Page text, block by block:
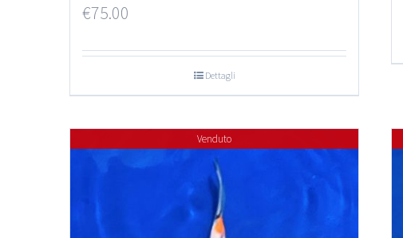
€75.00
Dettagli
Venduto